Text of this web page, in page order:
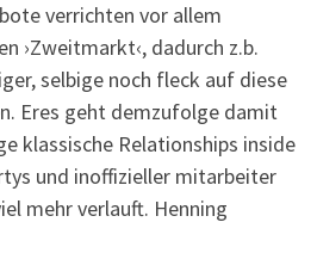
verrichten vor allem
›Zweitmarkt‹, dadurch z.b.
selbige noch fleck auf diese
Eres geht demzufolge damit
klassische Relationships inside
und inoffizieller mitarbeiter
mehr verlauft. Henning